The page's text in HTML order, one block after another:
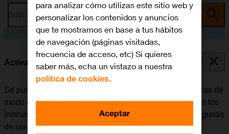
Busca por problema o tema
Activar o desactivar el modo de avión
Se pueden interrumpir todas las conexiones inalámbricas de
modo que el Apple Watch no interfiere, por ejemplo, con los
instrumentos de un avión o el equipo de un hospital. Algunas
de las funciones del Apple Watch se pueden seguir
para analizar cómo utilizas este sitio web y
personalizar los contenidos y anuncios
que te mostramos en base a tus hábitos
de navegación (páginas visitadas,
frecuencia de acceso, etc) Si quieres
saber más, echa un vistazo a nuestra
política de cookies.
Aceptar